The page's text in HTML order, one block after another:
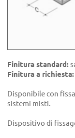
Finitura standard:
Finitura a richiesta:
Disponibile con
sistemi misti.
Dispositivo di